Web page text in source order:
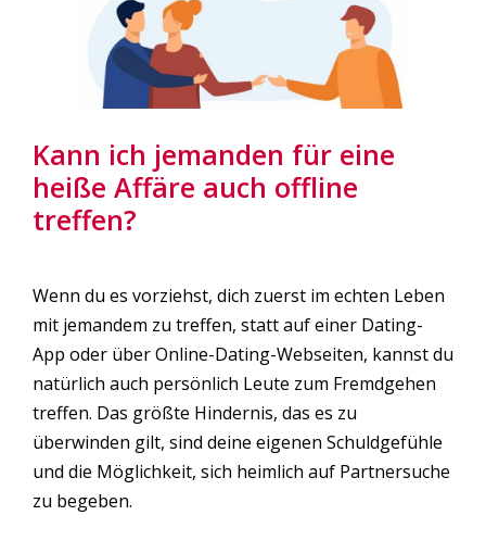
Kann ich jemanden für eine
heiße Affäre auch offline
treffen?
Wenn du es vorziehst, dich zuerst im echten Leben
mit jemandem zu treffen, statt auf einer Dating-
App oder über Online-Dating-Webseiten, kannst du
natürlich auch persönlich Leute zum Fremdgehen
treffen. Das größte Hindernis, das es zu
überwinden gilt, sind deine eigenen Schuldgefühle
und die Möglichkeit, sich heimlich auf Partnersuche
zu begeben.